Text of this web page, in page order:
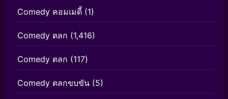
Comedy คอมเมดี้ (1)
Comedy ตลก (1,416)
Comedy ตลก (117)
Comedy ตลกขบขัน (5)